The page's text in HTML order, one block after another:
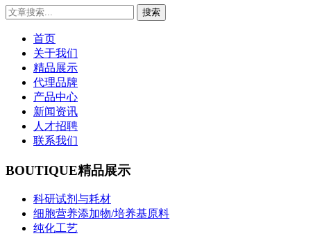
首页
关于我们
精品展示
代理品牌
产品中心
新闻资讯
人才招聘
联系我们
BOUTIQUE精品展示
科研试剂与耗材
细胞营养添加物/培养基原料
纯化工艺